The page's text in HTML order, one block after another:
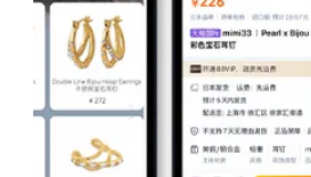
中
国
市
场
拓
展
中